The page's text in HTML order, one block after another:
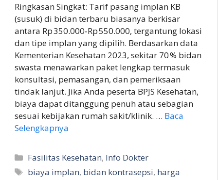
Ringkasan Singkat: Tarif pasang implan KB
(susuk) di bidan terbaru biasanya berkisar
antara Rp 350.000‑Rp 550.000, tergantung lokasi
dan tipe implan yang dipilih. Berdasarkan data
Kementerian Kesehatan 2023, sekitar 70 % bidan
swasta menawarkan paket lengkap termasuk
konsultasi, pemasangan, dan pemeriksaan
tindak lanjut. Jika Anda peserta BPJS Kesehatan,
biaya dapat ditanggung penuh atau sebagian
sesuai kebijakan rumah sakit/klinik. … Baca
Selengkapnya
Kategori
Fasilitas Kesehatan, Info Dokter
Tag
biaya implan, bidan kontrasepsi, harga